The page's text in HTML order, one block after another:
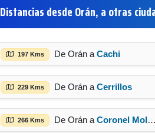
Distancias desde Orán, a otras
197 Kms De Orán a Cachi
229 Kms De Orán a Cerrillos
266 Kms De Orán a Coronel Moldes